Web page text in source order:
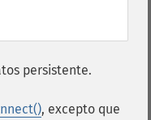
persistente.
, excepto que